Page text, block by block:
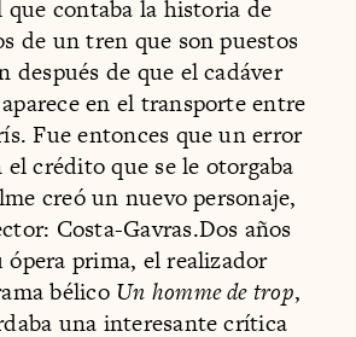
contaba la historia de
de un tren que son puestos
después de que el cadáver
en el transporte entre
Fue entonces que un error
crédito que se le otorgaba
creó un nuevo personaje,
Costa-Gavras.Dos años
ópera prima, el realizador
bélico Un homme de trop,
una interesante crítica